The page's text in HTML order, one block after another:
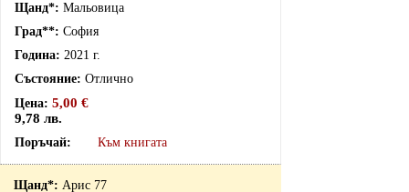
Мальовица
София
2021 г.
Отлично
5,00 €
9,78 лв.
Към книгата
Арис 77